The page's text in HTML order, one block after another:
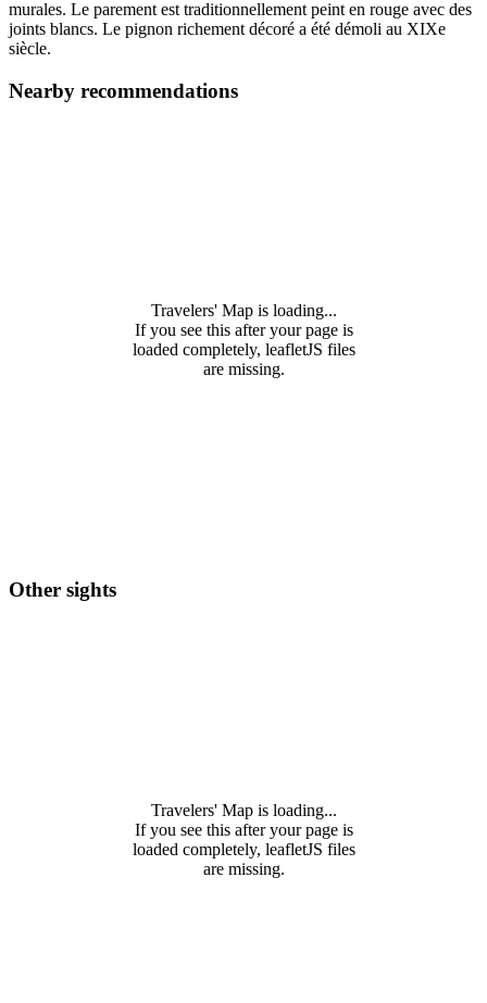
murales. Le parement est traditionnellement peint en rouge avec des
joints blancs. Le pignon richement décoré a été démoli au XIXe
siècle.
Nearby recommendations
Travelers' Map is loading...
If you see this after your page is
loaded completely, leafletJS files
are missing.
Other sights
Travelers' Map is loading...
If you see this after your page is
loaded completely, leafletJS files
are missing.